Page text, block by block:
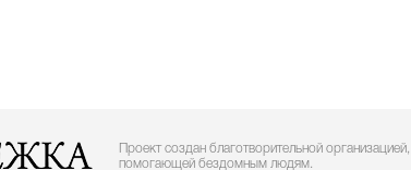
Проект создан благотворительной организацией,
помогающей бездомным людям.